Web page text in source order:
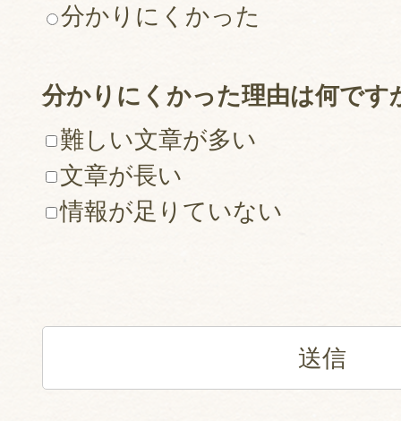
分かりにくかった
分かりにくかった理由は何です
難しい文章が多い
文章が長い
情報が足りていない